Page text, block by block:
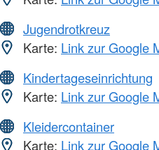
Jugendrotkreuz
Karte: Link zur Google
Kindertageseinrichtung
Karte: Link zur Google
Kleidercontainer
Karte: Link zur Google